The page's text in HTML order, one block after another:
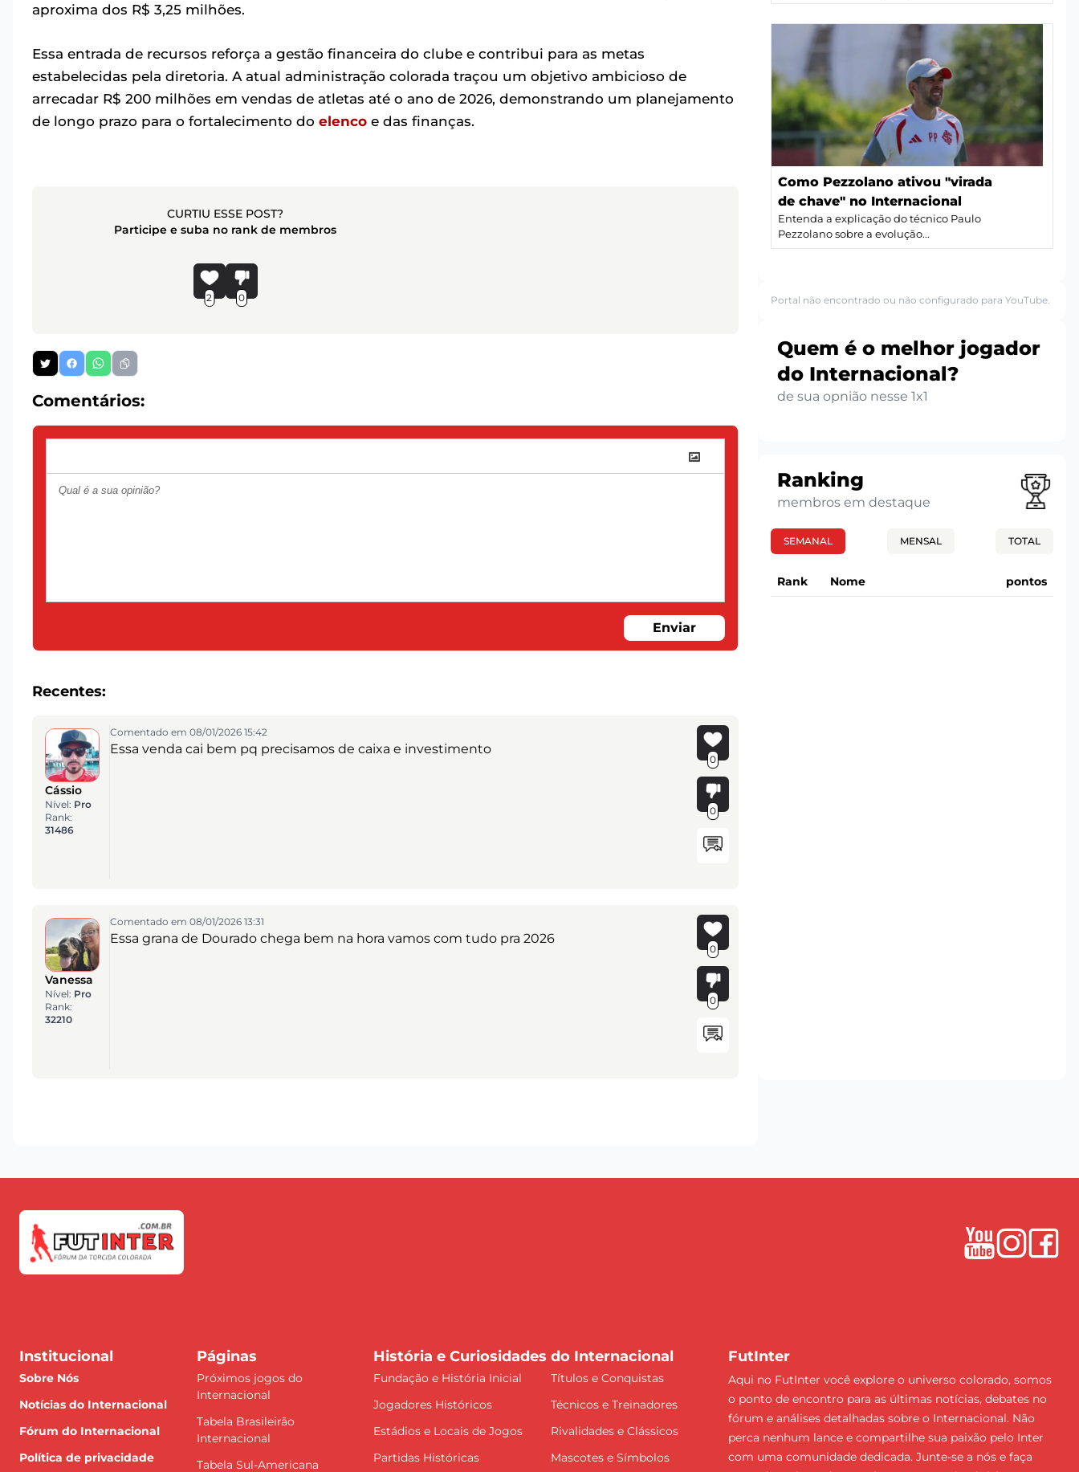
aproxima dos R$ 3,25 milhões.
Essa entrada de recursos reforça a gestão financeira do clube e contribui para as metas
estabelecidas pela diretoria. A atual administração colorada traçou um objetivo ambicioso de
arrecadar R$ 200 milhões em vendas de atletas até o ano de 2026, demonstrando um planejamento
de longo prazo para o fortalecimento do elenco e das finanças.
CURTIU ESSE POST?
Participe e suba no rank de membros
2 0
Comentários:
Enviar
Recentes:
Cássio
Nível: Pro
Rank:
31486
Comentado em 08/01/2026 15:42
Essa venda cai bem pq precisamos de caixa e investimento
0
0
Vanessa
Nível: Pro
Rank:
32210
Comentado em 08/01/2026 13:31
Essa grana de Dourado chega bem na hora vamos com tudo pra 2026
0
0
Como Pezzolano ativou "virada
de chave" no Internacional
Entenda a explicação do técnico Paulo
Pezzolano sobre a evolução...
Portal não encontrado ou não configurado para YouTube.
Quem é o melhor jogador
do Internacional?
de sua opnião nesse 1x1
Ranking
membros em destaque
SEMANAL MENSAL TOTAL
Rank Nome pontos
Institucional
Sobre Nós
Notícias do Internacional
Fórum do Internacional
Política de privacidade
Páginas
Próximos jogos do
Internacional
Tabela Brasileirão
Internacional
Tabela Sul-Americana
História e Curiosidades do Internacional
Fundação e História Inicial
Títulos e Conquistas
Jogadores Históricos
Técnicos e Treinadores
Estádios e Locais de Jogos
Rivalidades e Clássicos
Partidas Históricas
Mascotes e Símbolos
FutInter
Aqui no FutInter você explore o universo colorado, somos
o ponto de encontro para as últimas notícias, debates no
fórum e análises detalhadas sobre o Internacional. Não
perca nenhum lance e compartilhe sua paixão pelo Inter
com uma comunidade dedicada. Junte-se a nós e faça